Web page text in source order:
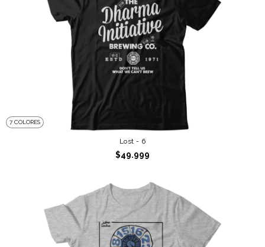
7 COLORES
Lost - 6
$49.999